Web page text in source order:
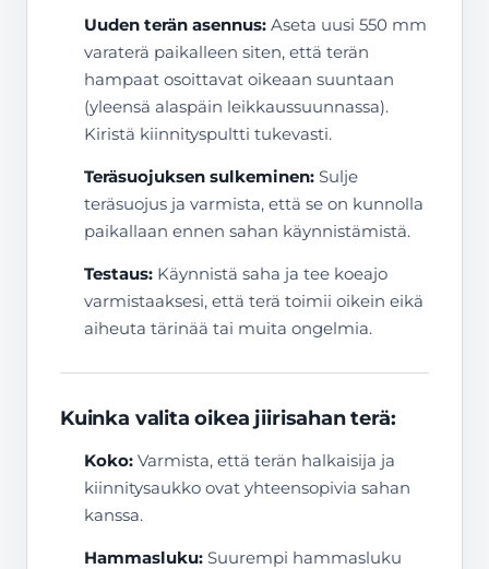
Uuden terän asennus: Aseta uusi 550 mm
varaterä paikalleen siten, että terän
hampaat osoittavat oikeaan suuntaan
(yleensä alaspäin leikkaussuunnassa).
Kiristä kiinnityspultti tukevasti.
Teräsuojuksen sulkeminen: Sulje
teräsuojus ja varmista, että se on kunnolla
paikallaan ennen sahan käynnistämistä.
Testaus: Käynnistä saha ja tee koeajo
varmistaaksesi, että terä toimii oikein eikä
aiheuta tärinää tai muita ongelmia.
Kuinka valita oikea jiirisahan terä:
Koko: Varmista, että terän halkaisija ja
kiinnitysaukko ovat yhteensopivia sahan
kanssa.
Hammasluku: Suurempi hammasluku